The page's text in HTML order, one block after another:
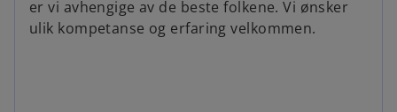
er vi avhengige av de beste folkene. Vi ønsker
ulik kompetanse og erfaring velkommen.